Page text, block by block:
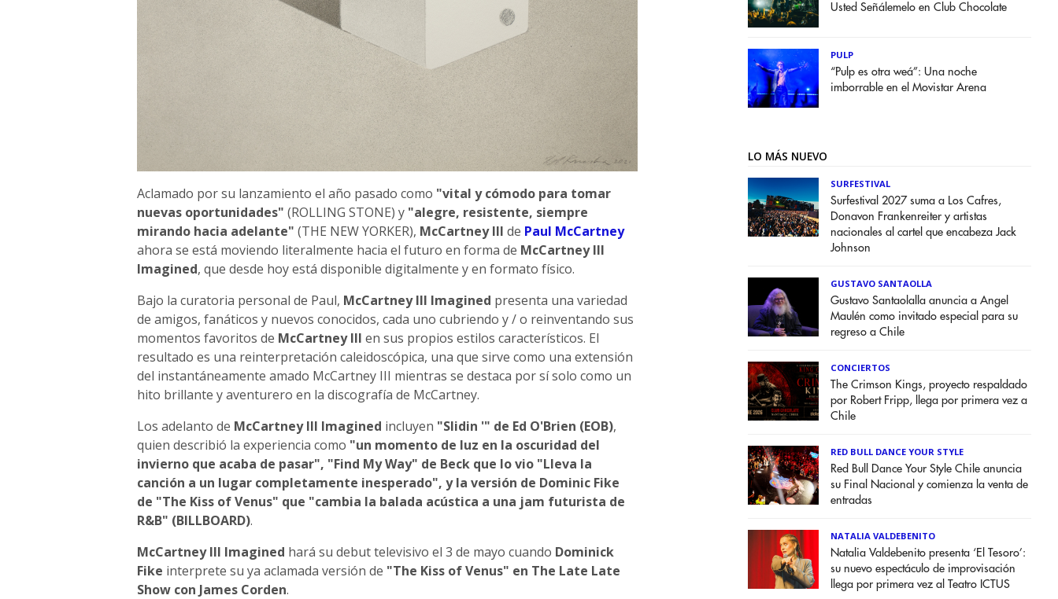
Aclamado por su lanzamiento el año pasado como "vital y cómodo para tomar
nuevas oportunidades" (ROLLING STONE) y "alegre, resistente, siempre
mirando hacia adelante" (THE NEW YORKER), McCartney III de Paul McCartney
ahora se está moviendo literalmente hacia el futuro en forma de McCartney III
Imagined, que desde hoy está disponible digitalmente y en formato físico.
Bajo la curatoria personal de Paul, McCartney III Imagined presenta una variedad
de amigos, fanáticos y nuevos conocidos, cada uno cubriendo y / o reinventando sus
momentos favoritos de McCartney III en sus propios estilos característicos. El
resultado es una reinterpretación caleidoscópica, una que sirve como una extensión
del instantáneamente amado McCartney III mientras se destaca por sí solo como un
hito brillante y aventurero en la discografía de McCartney.
Los adelanto de McCartney III Imagined incluyen "Slidin '" de Ed O'Brien (EOB),
quien describió la experiencia como "un momento de luz en la oscuridad del
invierno que acaba de pasar", "Find My Way" de Beck que lo vio "Lleva la
canción a un lugar completamente inesperado", y la versión de Dominic Fike
de "The Kiss of Venus" que "cambia la balada acústica a una jam futurista de
R&B" (BILLBOARD).
McCartney III Imagined hará su debut televisivo el 3 de mayo cuando Dominick
Fike interprete su ya aclamada versión de "The Kiss of Venus" en The Late Late
Show con James Corden.
Usted Señálemelo en Club Chocolate
PULP
“Pulp es otra weá”: Una noche
imborrable en el Movistar Arena
LO MÁS NUEVO
SURFESTIVAL
Surfestival 2027 suma a Los Cafres,
Donavon Frankenreiter y artistas
nacionales al cartel que encabeza Jack
Johnson
GUSTAVO SANTAOLLA
Gustavo Santaolalla anuncia a Angel
Maulén como invitado especial para su
regreso a Chile
CONCIERTOS
The Crimson Kings, proyecto respaldado
por Robert Fripp, llega por primera vez a
Chile
RED BULL DANCE YOUR STYLE
Red Bull Dance Your Style Chile anuncia
su Final Nacional y comienza la venta de
entradas
NATALIA VALDEBENITO
Natalia Valdebenito presenta ‘El Tesoro’:
su nuevo espectáculo de improvisación
llega por primera vez al Teatro ICTUS